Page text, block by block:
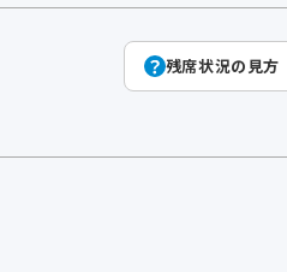
残席状況の見方